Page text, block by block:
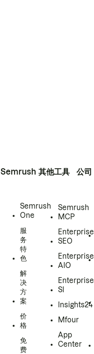
Semrush
Semrush
One
服
务
特
色
解
决
方
案
价
格
免
费
其他工具
Semrush
MCP
Enterprise
SEO
Enterprise
AIO
Enterprise
SI
Insights24
Mfour
App
Center
公司